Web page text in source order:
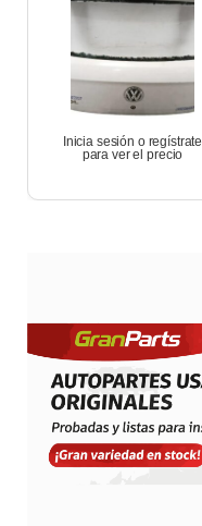
Inicia sesión o regístrate
para ver el precio